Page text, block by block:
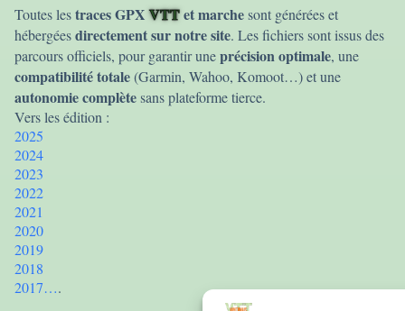
Toutes lestraces GPXVTTet marchesont générées et
hébergéesdirectement sur notre site. Les fichiers sont issus des
parcours officiels, pour garantir uneprécision optimale, une
compatibilité totale(Garmin, Wahoo, Komoot…) et une
autonomie complètesans plateforme tierce.
Vers les édition :
2025
2024
2023
2022
2021
2020
2019
2018
2017….